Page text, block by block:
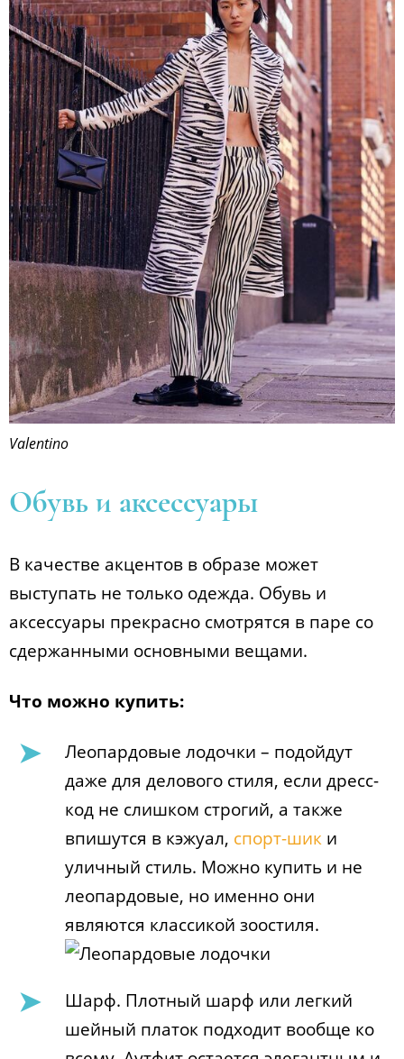
Valentino
Обувь и аксессуары
В качестве акцентов в образе может
выступать не только одежда. Обувь и
аксессуары прекрасно смотрятся в паре со
сдержанными основными вещами.
Что можно купить:
Леопардовые лодочки – подойдут
даже для делового стиля, если дресс-
код не слишком строгий, а также
впишутся в кэжуал, спорт-шик и
уличный стиль. Можно купить и не
леопардовые, но именно они
являются классикой зоостиля.
Шарф. Плотный шарф или легкий
шейный платок подходит вообще ко